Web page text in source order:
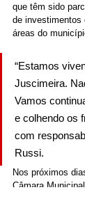
que têm sido
de investimentos
áreas do
“Estamos
Juscimeira.
Vamos
e colhendo os
com
Russi.
Nos próximos
Câmara